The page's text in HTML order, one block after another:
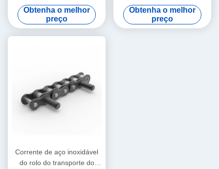
do OEM de aço inoxidável
Obtenha o melhor
preço
C2060 C2080 com pinos
prolongados
Obtenha o melhor
preço
Corrente de aço inoxidável
do rolo do transporte do